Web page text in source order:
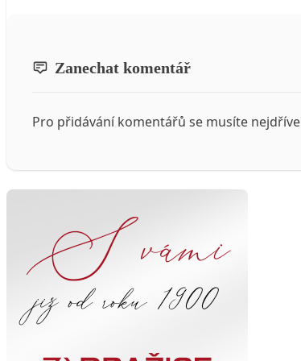
Zanechat komentář
Pro přidávání komentářů se musíte nejdříve